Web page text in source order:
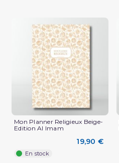
Mon Planner Religieux Beige-
Edition Al Imam
19,90 €
En stock